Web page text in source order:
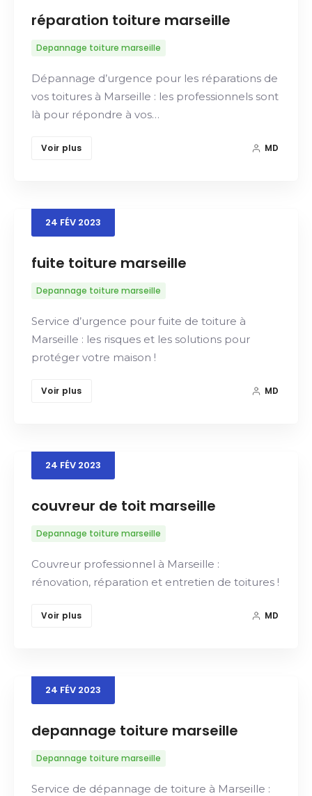
Recherche
réparation toiture marseille
Depannage toiture marseille
Dépannage d’urgence pour les réparations de
vos toitures à Marseille : les professionnels sont
là pour répondre à vos…
Voir plus MD
24 FÉV 2023
fuite toiture marseille
Depannage toiture marseille
Service d’urgence pour fuite de toiture à
Marseille : les risques et les solutions pour
protéger votre maison !
Voir plus MD
24 FÉV 2023
couvreur de toit marseille
Depannage toiture marseille
Couvreur professionnel à Marseille :
rénovation, réparation et entretien de toitures !
Voir plus MD
24 FÉV 2023
depannage toiture marseille
Depannage toiture marseille
Service de dépannage de toiture à Marseille :